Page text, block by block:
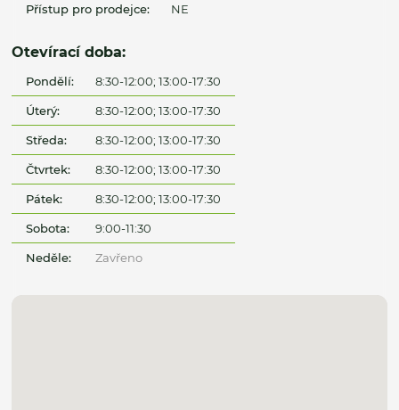
Přístup pro prodejce: NE
Otevírací doba:
Pondělí: 8:30-12:00; 13:00-17:30
Úterý: 8:30-12:00; 13:00-17:30
Středa: 8:30-12:00; 13:00-17:30
Čtvrtek: 8:30-12:00; 13:00-17:30
Pátek: 8:30-12:00; 13:00-17:30
Sobota: 9:00-11:30
Neděle: Zavřeno